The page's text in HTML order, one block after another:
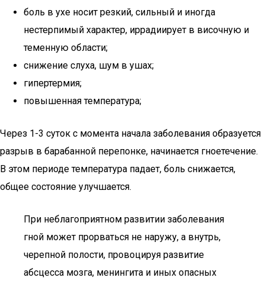
боль в ухе носит резкий, сильный и иногда
нестерпимый характер, иррадиирует в височную и
теменную области;
снижение слуха, шум в ушах;
гипертермия;
повышенная температура;
Через 1-3 суток с момента начала заболевания образуется
разрыв в барабанной перепонке, начинается гноетечение.
В этом периоде температура падает, боль снижается,
общее состояние улучшается.
При неблагоприятном развитии заболевания
гной может прорваться не наружу, а внутрь,
черепной полости, провоцируя развитие
абсцесса мозга, менингита и иных опасных